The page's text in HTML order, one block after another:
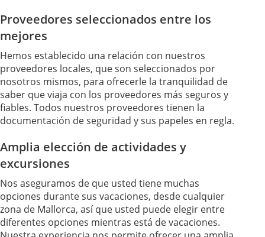
Proveedores seleccionados entre los
mejores
Hemos establecido una relación con nuestros
proveedores locales, que son seleccionados por
nosotros mismos, para ofrecerle la tranquilidad de
saber que viaja con los proveedores más seguros y
fiables. Todos nuestros proveedores tienen la
documentación de seguridad y sus papeles en regla.
Amplia elección de actividades y
excursiones
Nos aseguramos de que usted tiene muchas
opciones durante sus vacaciones, desde cualquier
zona de Mallorca, así que usted puede elegir entre
diferentes opciones mientras está de vacaciones.